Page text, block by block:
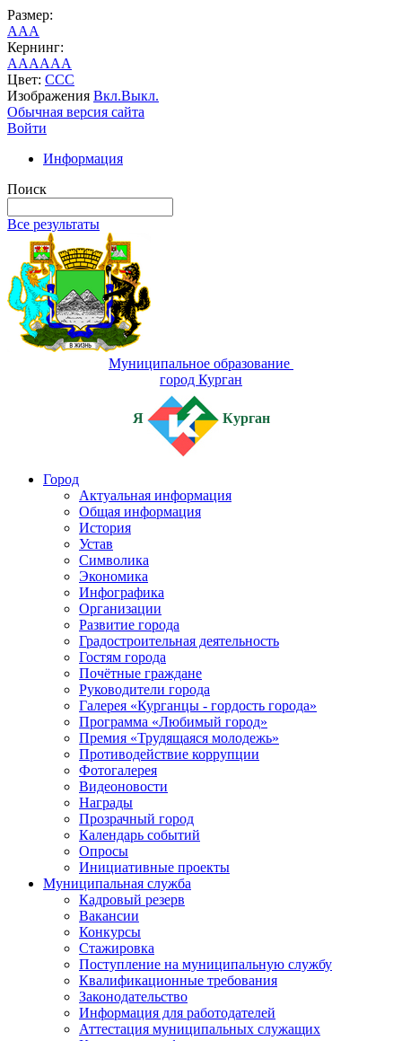
Размер:
AAA
Кернинг:
AAAAAA
Цвет: CCC
Изображения Вкл.Выкл.
Обычная версия сайта
Войти
Информация
Поиск
Все результаты
Муниципальное образование
город Курган
Я Курган
Город
Актуальная информация
Общая информация
История
Устав
Символика
Экономика
Инфографика
Организации
Развитие города
Градостроительная деятельность
Гостям города
Почётные граждане
Руководители города
Галерея «Курганцы - гордость города»
Программа «Любимый город»
Премия «Трудящаяся молодежь»
Противодействие коррупции
Фотогалерея
Видеоновости
Награды
Прозрачный город
Календарь событий
Опросы
Инициативные проекты
Муниципальная служба
Кадровый резерв
Вакансии
Конкурсы
Стажировка
Поступление на муниципальную службу
Квалификационные требования
Законодательство
Информация для работодателей
Аттестация муниципальных служащих